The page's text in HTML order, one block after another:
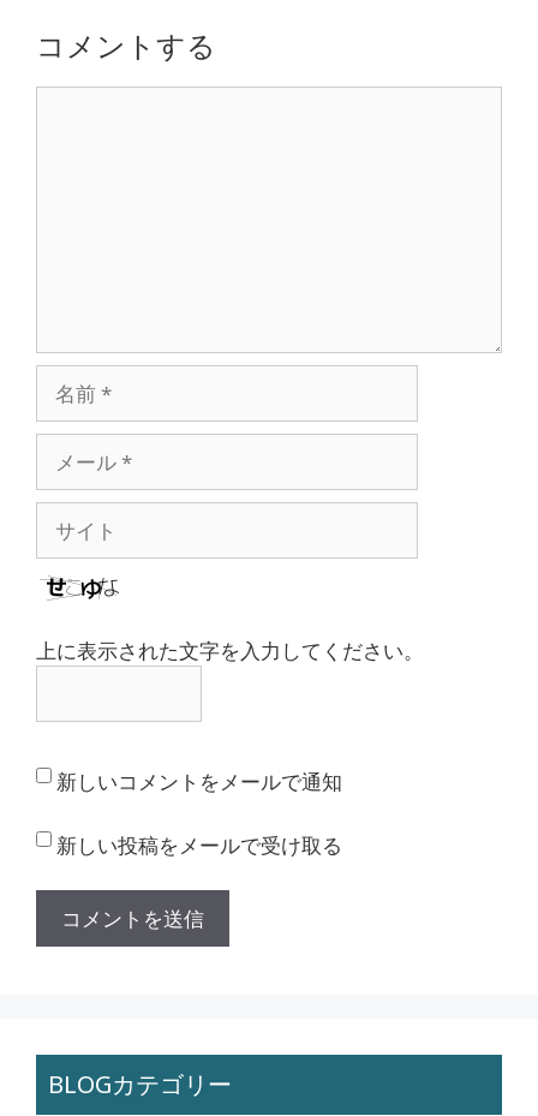
コメントする
ル
ト
上に表示された文字を入力してください。
新しいコメントをメールで通知
新しい投稿をメールで受け取る
BLOGカテゴリー